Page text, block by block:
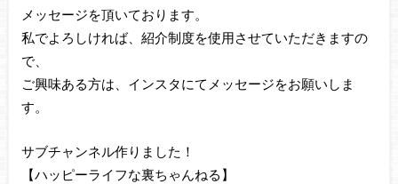
メッセージを頂いております。
私でよろしければ、紹介制度を使用させていただきますの
で、
ご興味ある方は、インスタにてメッセージをお願いしま
す。
サブチャンネル作りました！
【ハッピーライフな裏ちゃんねる】